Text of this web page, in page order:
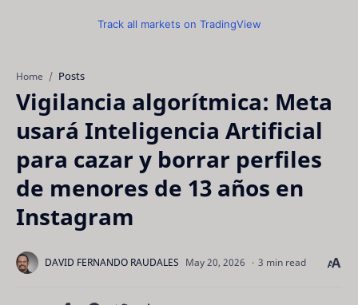
Track all markets on TradingView
Home Posts
Vigilancia algorítmica: Meta
usará Inteligencia Artificial
para cazar y borrar perfiles
de menores de 13 años en
Instagram
3 min read